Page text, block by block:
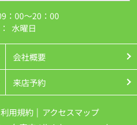
：00～20：00
水曜日
会社概要
来店予約
利用規約
アクセスマップ